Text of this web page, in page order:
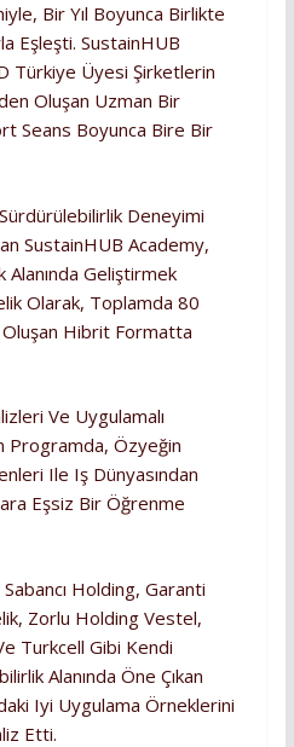
Bir Yıl Boyunca Birlikte
Eşleşti. SustainHUB
Türkiye Üyesi Şirketlerin
Oluşan Uzman Bir
Seans Boyunca Bire Bir
Deneyimi
SustainHUB Academy,
Alanında Geliştirmek
Olarak, Toplamda 80
Hibrit Formatta
Ve Uygulamalı
Programda, Özyeğin
Ile Iş Dünyasından
Eşsiz Bir Öğrenme
Holding, Garanti
Zorlu Holding Vestel,
Turkcell Gibi Kendi
Alanında Öne Çıkan
Iyi Uygulama Örneklerini
Etti.